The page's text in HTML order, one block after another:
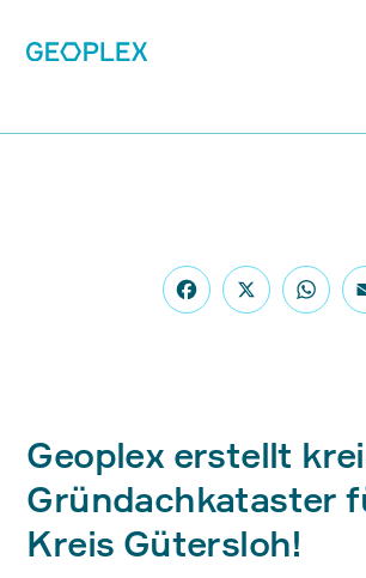
Geoplex erstellt
Gründachkataster
Kreis Gütersloh!